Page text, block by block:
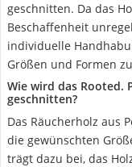
geschnitten. Da das
Beschaffenheit
individuelle
Größen und Formen
Wie wird das Rooted.
geschnitten?
Das Räucherholz aus
die gewünschten
trägt dazu bei, das